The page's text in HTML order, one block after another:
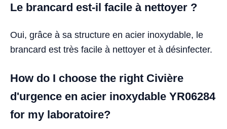
Le brancard est-il facile à nettoyer ?
Oui, grâce à sa structure en acier inoxydable, le
brancard est très facile à nettoyer et à désinfecter.
How do I choose the right Civière
d'urgence en acier inoxydable YR06284
for my laboratoire?